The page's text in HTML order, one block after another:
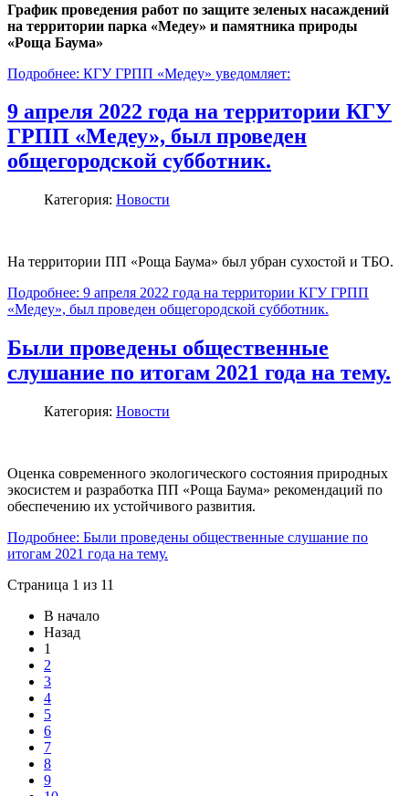
График проведения работ по защите зеленых насаждений
на территории парка «Медеу» и памятника природы
«Роща Баума»
Подробнее: КГУ ГРПП «Медеу» уведомляет:
9 апреля 2022 года на территории КГУ
ГРПП «Медеу», был проведен
общегородской субботник.
Категория: Новости
На территории ПП «Роща Баума» был убран сухостой и ТБО.
Подробнее: 9 апреля 2022 года на территории КГУ ГРПП
«Медеу», был проведен общегородской субботник.
Были проведены общественные
слушание по итогам 2021 года на тему.
Категория: Новости
Оценка современного экологического состояния природных
экосистем и разработка ПП «Роща Баума» рекомендаций по
обеспечению их устойчивого развития.
Подробнее: Были проведены общественные слушание по
итогам 2021 года на тему.
Страница 1 из 11
В начало
Назад
1
2
3
4
5
6
7
8
9